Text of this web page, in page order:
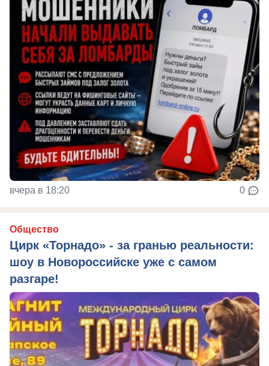
вчера в 18:20 0
Общество
Цирк «Торнадо» - за гранью реальности:
шоу в Новороссийске уже с самом
разгаре!